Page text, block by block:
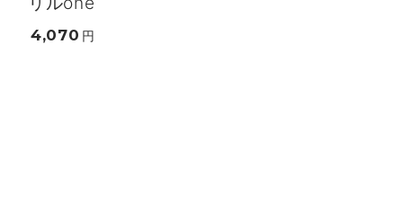
4,070 円